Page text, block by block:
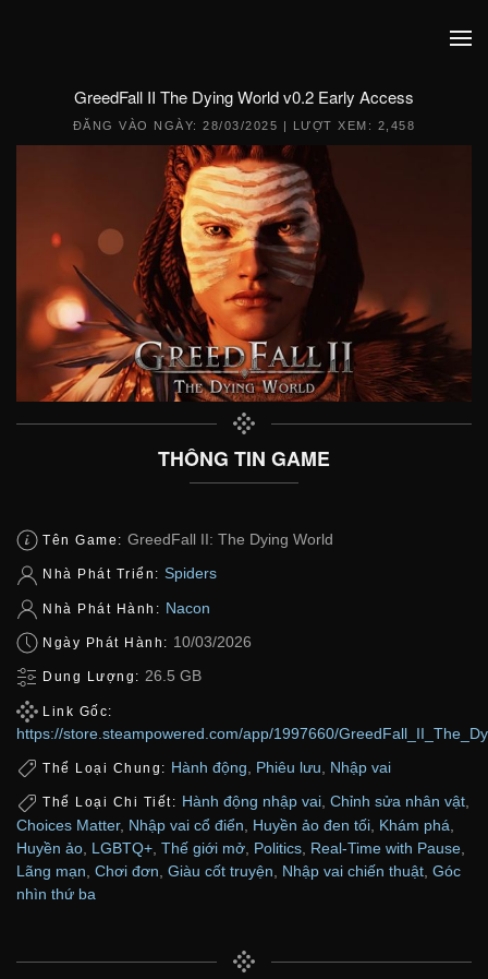
GreedFall II The Dying World v0.2 Early Access
ĐĂNG VÀO NGÀY:28/03/2025 | LƯỢT XEM: 2,458
THÔNG TIN GAME
Tên Game: GreedFall II: The Dying World
Nhà Phát Triển: Spiders
Nhà Phát Hành: Nacon
Ngày Phát Hành: 10/03/2026
Dung Lượng: 26.5 GB
Link Gốc:
https://store.steampowered.com/app/1997660/
Thể Loại Chung: Hành động Phiêu lưu Nhập vai
Thể Loại Chi Tiết: Hành động nhập vai, Chỉnh sửa nhân vật,
Choices Matter, Nhập vai cổ điển Huyền ảo đen tối Khám phá
Huyền ảo LGBTQ+ Thế giới mở Politics Real-Time with Pause
Lãng mạn Chơi đơn Giàu cốt truyện Nhập vai chiến thuật Góc
nhìn thứ ba